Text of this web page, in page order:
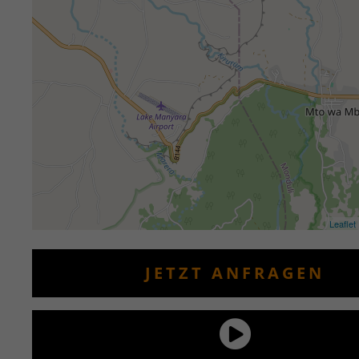
Leaflet
JETZT ANFRAGEN